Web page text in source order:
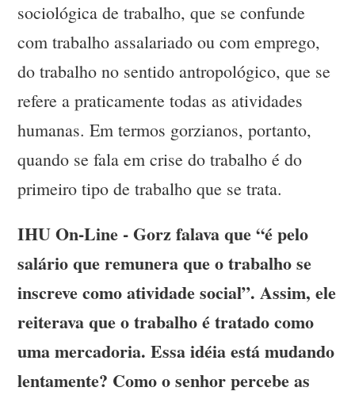
sociológica de trabalho, que se confunde
com trabalho assalariado ou com emprego,
do trabalho no sentido antropológico, que se
refere a praticamente todas as atividades
humanas. Em termos gorzianos, portanto,
quando se fala em crise do trabalho é do
primeiro tipo de trabalho que se trata.
IHU On-Line - Gorz falava que “é pelo
salário que remunera que o trabalho se
inscreve como atividade social”. Assim, ele
reiterava que o trabalho é tratado como
uma mercadoria. Essa idéia está mudando
lentamente? Como o senhor percebe as